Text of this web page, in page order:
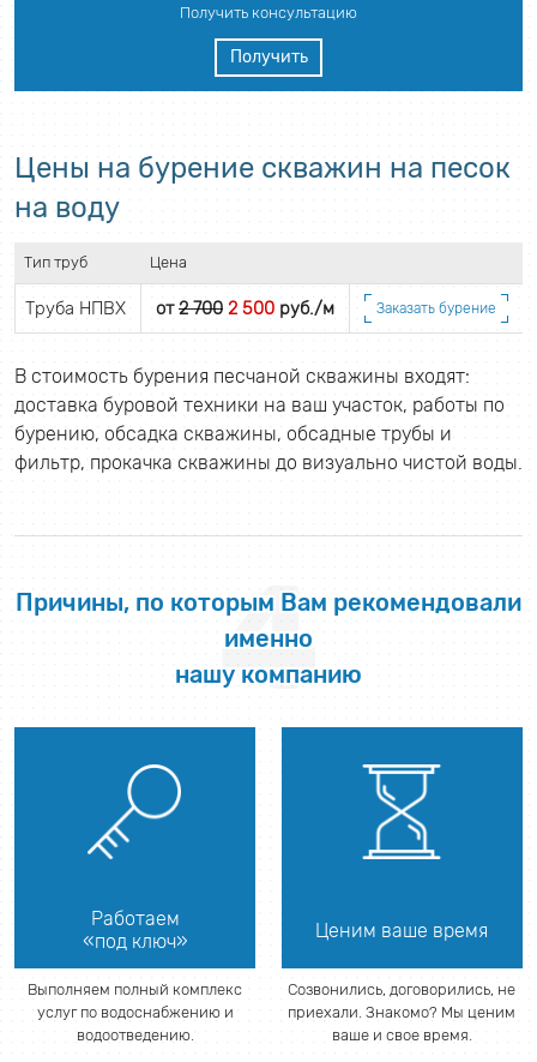
Получить консультацию
Получить
Цены на бурение скважин на песок
на воду
Тип труб Цена
Труба НПВХ от2 700 2 500 руб./м Заказать бурение
В стоимость бурения песчаной скважины входят:
доставка буровой техники на ваш участок, работы по
бурению, обсадка скважины, обсадные трубы и
фильтр, прокачка скважины до визуально чистой воды.
Причины, по которым Вам рекомендовали
именно
нашу компанию
4
Работаем
«под ключ»
Выполняем полный комплекс
услуг по водоснабжению и
водоотведению.
Ценим ваше время
Созвонились, договорились, не
приехали. Знакомо? Мы ценим
ваше и свое время.